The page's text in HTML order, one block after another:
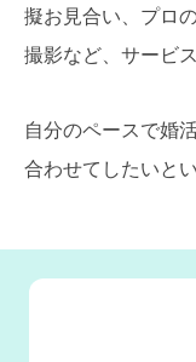
擬お見合い、プロ
撮影など、サービ
自分のペースで婚
合わせてしたいと